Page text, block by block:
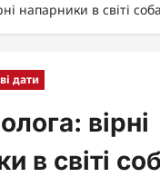
напарники в світі
дати
вірні
в світі